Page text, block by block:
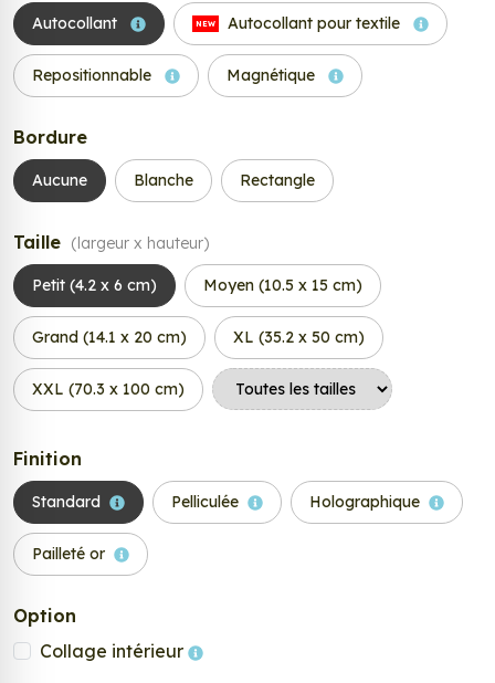
Autocollant NEW Autocollant pour textile
Repositionnable Magnétique
Bordure
Aucune Blanche Rectangle
Taille (largeur x hauteur)
Petit (4.2 x 6 cm) Moyen (10.5 x 15 cm)
Grand (14.1 x 20 cm) XL (35.2 x 50 cm)
XXL (70.3 x 100 cm)
Finition
Standard Pelliculée Holographique
Pailleté or
Option
Collage intérieur